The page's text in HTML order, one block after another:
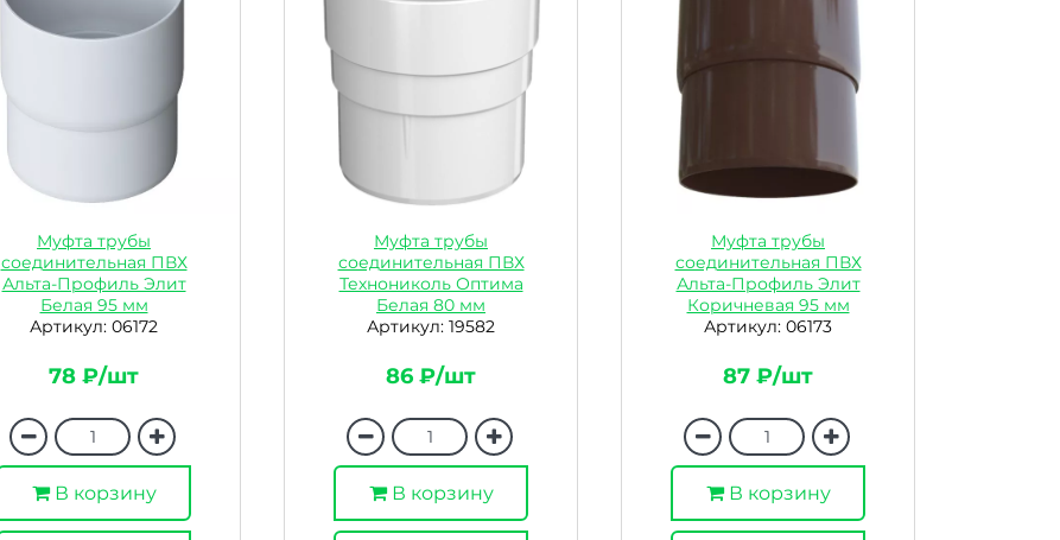
Муфта трубы
соединительная ПВХ
Альта-Профиль Элит
Белая 95 мм
Артикул: 06172
78 ₽/шт
В корзину
Муфта трубы
соединительная ПВХ
Технониколь Оптима
Белая 80 мм
Артикул: 19582
86 ₽/шт
В корзину
Муфта трубы
соединительная ПВХ
Альта-Профиль Элит
Коричневая 95 мм
Артикул: 06173
87 ₽/шт
В корзину